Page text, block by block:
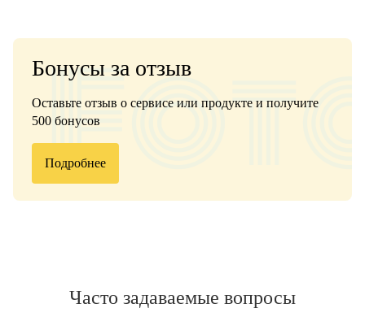
Бонусы за отзыв
Оставьте отзыв о сервисе или продукте и получите
500 бонусов
Подробнее
Часто задаваемые вопросы